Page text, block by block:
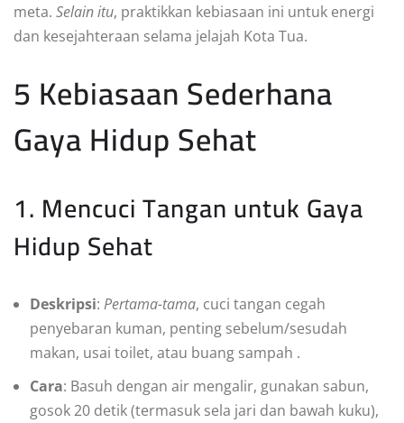
meta. Selain itu, praktikkan kebiasaan ini untuk energi
dan kesejahteraan selama jelajah Kota Tua.
5 Kebiasaan Sederhana
Gaya Hidup Sehat
1. Mencuci Tangan untuk Gaya
Hidup Sehat
Deskripsi: Pertama-tama, cuci tangan cegah
penyebaran kuman, penting sebelum/sesudah
makan, usai toilet, atau buang sampah .
Cara: Basuh dengan air mengalir, gunakan sabun,
gosok 20 detik (termasuk sela jari dan bawah kuku),